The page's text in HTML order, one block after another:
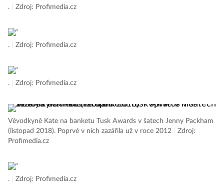
. Zdroj: Profimedia.cz
. Zdroj: Profimedia.cz
. Zdroj: Profimedia.cz
Vévodkyně Kate na banketu Tusk Awards v šatech Jenny Packham
(listopad 2018). Poprvé v nich zazářila už v roce 2012
Zdroj:
Profimedia.cz
. Zdroj: Profimedia.cz